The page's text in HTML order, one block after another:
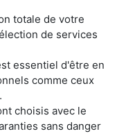
totale de votre
de services
essentiel d'être en
comme ceux
choisis avec le
sans danger